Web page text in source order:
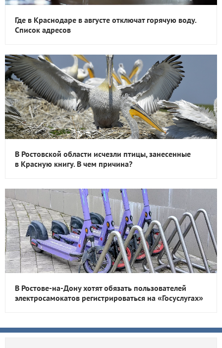
Где в Краснодаре в августе отключат горячую воду.
Список адресов
В Ростовской области исчезли птицы, занесенные
в Красную книгу. В чем причина?
В Ростове-на-Дону хотят обязать пользователей
электросамокатов регистрироваться на «Госуслугах»